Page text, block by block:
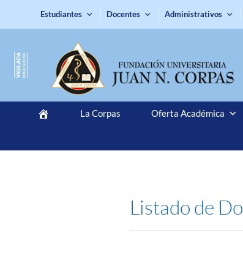
Estudiantes Docentes Administrativos
La Corpas Oferta Académica
Listado de